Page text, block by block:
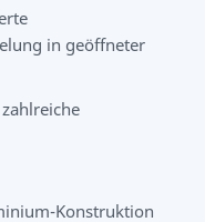
in geöffneter
Konstruktion